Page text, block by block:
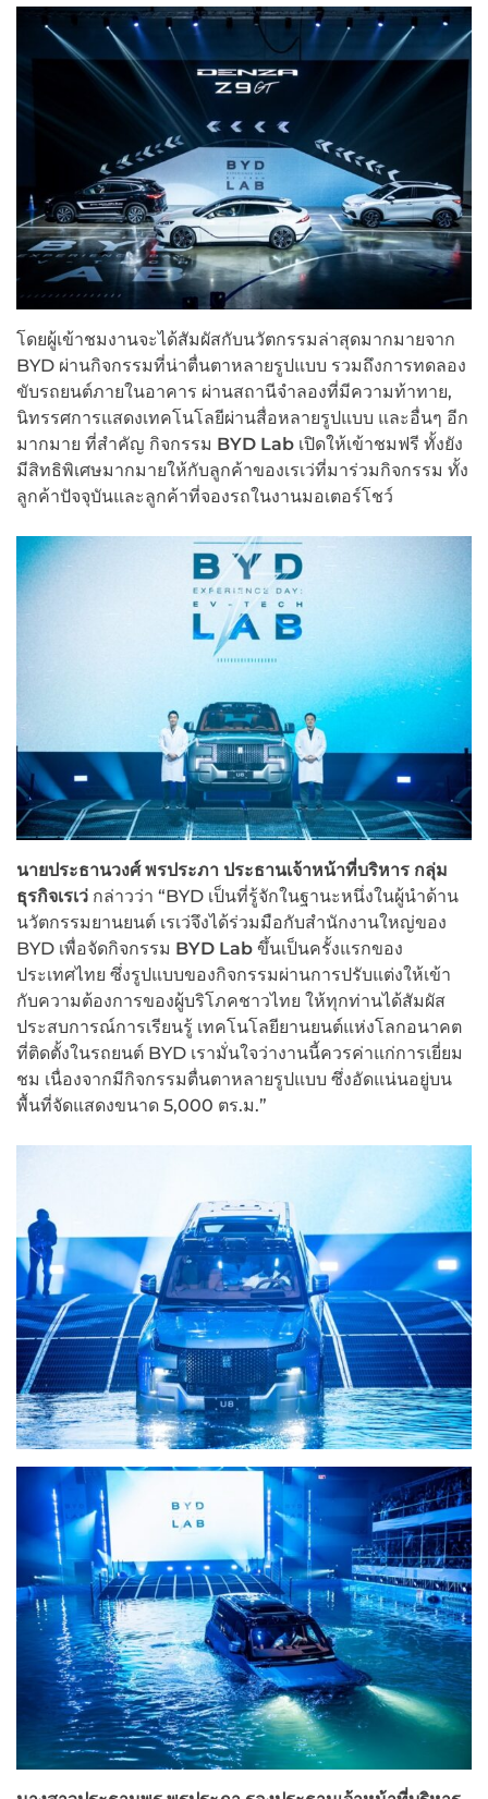
โดยผู้เข้าชมงานจะได้สัมผัสกับนวัตกรรมล่าสุดมากมายจาก
BYD ผ่านกิจกรรมที่น่าตื่นตาหลายรูปแบบ รวมถึงการทดลอง
ขับรถยนต์ภายในอาคาร ผ่านสถานีจำลองที่มีความท้าทาย,
นิทรรศการแสดงเทคโนโลยีผ่านสื่อหลายรูปแบบ และอื่นๆ อีก
มากมาย ที่สำคัญ กิจกรรม BYD Lab เปิดให้เข้าชมฟรี ทั้งยัง
มีสิทธิพิเศษมากมายให้กับลูกค้าของเรเว่ที่มาร่วมกิจกรรม ทั้ง
ลูกค้าปัจจุบันและลูกค้าที่จองรถในงานมอเตอร์โชว์
นายประธานวงศ์ พรประภา ประธานเจ้าหน้าที่บริหาร กลุ่ม
ธุรกิจเรเว่ กล่าวว่า “BYD เป็นที่รู้จักในฐานะหนึ่งในผู้นำด้าน
นวัตกรรมยานยนต์ เรเว่จึงได้ร่วมมือกับสำนักงานใหญ่ของ
BYD เพื่อจัดกิจกรรม BYD Lab ขึ้นเป็นครั้งแรกของ
ประเทศไทย ซึ่งรูปแบบของกิจกรรมผ่านการปรับแต่งให้เข้า
กับความต้องการของผู้บริโภคชาวไทย ให้ทุกท่านได้สัมผัส
ประสบการณ์การเรียนรู้ เทคโนโลยียานยนต์แห่งโลกอนาคต
ที่ติดตั้งในรถยนต์ BYD เรามั่นใจว่างานนี้ควรค่าแก่การเยี่ยม
ชม เนื่องจากมีกิจกรรมตื่นตาหลายรูปแบบ ซึ่งอัดแน่นอยู่บน
พื้นที่จัดแสดงขนาด 5,000 ตร.ม.”